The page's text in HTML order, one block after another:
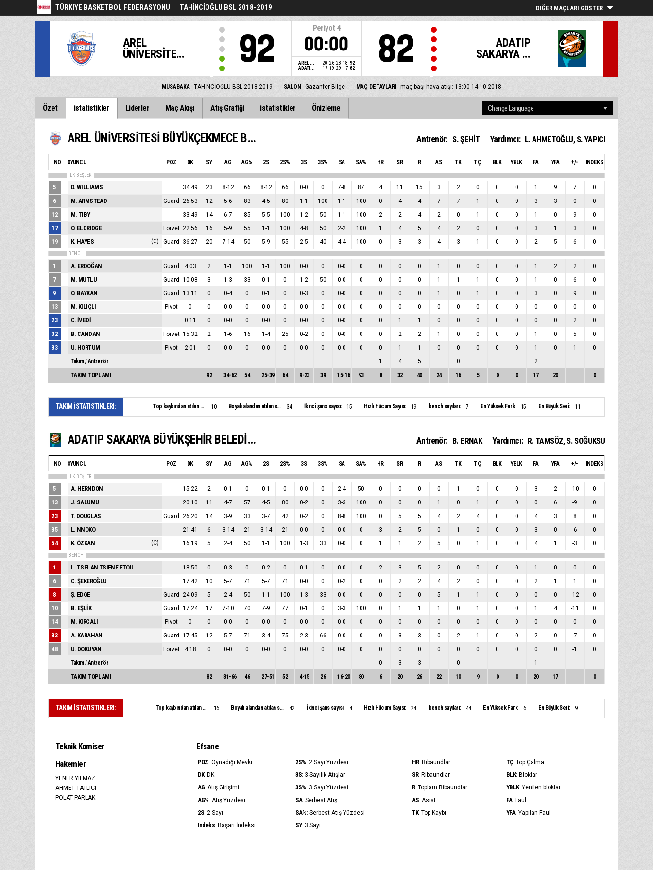
TÜRKIYE BASKETBOL FEDERASYONU TAHİNCİOĞLU BSL 2018-2019 DIĞER MAÇLARI GÖSTER
AREL
ÜNİVERSİTE...
92
Periyot 4
00:00
AREL ... 20 26 28 18 92
ADATI...
17 19 29 17 82
ADATIP
SAKARYA ...
82
MÜSABAKA TAHİNCİOĞLU BSL 2018-2019 SALON Gazanfer Bilge MAÇ DETAYLARI maç başı hava atışı: 13:00 14.10.2018
Özet istatistikler Liderler Maç Akışı Atış Grafiği istatistikler Önizleme
AREL ÜNİVERSİTESİ BÜYÜKÇEKMECE BASKETBOL Antrenör: S. ŞEHİT Yardımcı: L. AHMETOĞLU, S. YAPICI
NO OYUNCU POZ DK SY AG AG% 2S 2S% 3S 3S% SA SA% HR SR R AS TK TÇ BLK YBLK FA YFA +/- INDEKS
İLK BEŞLER
5 D. WILLIAMS 34:49 23 8-12 66 8-12 66 0-0 0 7-8 87 4 11 15 3 2 0 0 0 1 9 7 0
6 M. ARMSTEAD Guard 26:53 12 5-6 83 4-5 80 1-1 100 1-1 100 0 4 4 7 7 1 0 0 3 3 0 0
12 M. TIBY 33:49 14 6-7 85 5-5 100 1-2 50 1-1 100 2 2 4 2 0 1 0 0 1 0 9 0
17 O. ELDRIDGE Forvet 22:56 16 5-9 55 1-1 100 4-8 50 2-2 100 1 4 5 4 2 0 0 0 3 1 3 0
19 K. HAYES (C) Guard 36:27 20 7-14 50 5-9 55 2-5 40 4-4 100 0 3 3 4 3 1 0 0 2 5 6 0
BENCH
1 A. ERDOĞAN Guard 4:03 2 1-1 100 1-1 100 0-0 0 0-0 0 0 0 0 1 0 0 0 0 1 2 2 0
7 M. MUTLU Guard 10:08 3 1-3 33 0-1 0 1-2 50 0-0 0 0 0 0 1 1 1 0 0 1 0 6 0
9 O. BAYKAN Guard 13:11 0 0-4 0 0-1 0 0-3 0 0-0 0 0 0 0 1 0 1 0 0 3 0 9 0
13 M. KILIÇLI Pivot 0 0 0-0 0 0-0 0 0-0 0 0-0 0 0 0 0 0 0 0 0 0 0 0 0 0
23 C. İVEDİ 0:11 0 0-0 0 0-0 0 0-0 0 0-0 0 0 1 1 0 0 0 0 0 0 0 2 0
32 B. CANDAN Forvet 15:32 2 1-6 16 1-4 25 0-2 0 0-0 0 0 2 2 1 0 0 0 0 1 0 5 0
33 U. HORTUM Pivot 2:01 0 0-0 0 0-0 0 0-0 0 0-0 0 0 1 1 0 0 0 0 0 1 0 1
0
Takım / Antrenör
1 4 5 0 2
TAKIM TOPLAMI 92 34-62 54 25-39 64 9-23 39 15-16 93 8 32 40 24 16 5 0 0 17 20 0
TAKIM İSTATISTIKLERI: Top kaybından atılan sayı: 10 Boyalı alandan atılan sayı: 34 İkinci şans sayısı: 15 Hızlı Hücum Sayısı: 19 bench sayıları: 7 En Yüksek Fark: 15 En Büyük Seri: 11
ADATIP SAKARYA BÜYÜKŞEHİR BELEDİYE BASKETBOL Antrenör: B. ERNAK Yardımcı: R. TAMSÖZ, S. SOĞUKSU
NO OYUNCU POZ DK SY AG AG% 2S 2S% 3S 3S% SA SA% HR SR R AS TK TÇ BLK YBLK FA YFA +/- INDEKS
İLK BEŞLER
5 A. HERNDON 15:22 2 0-1 0 0-1 0 0-0 0 2-4 50 0 0 0 0 1 0 0 0 3 2 -10 0
13 J. SALUMU 20:10 11 4-7 57 4-5 80 0-2 0 3-3 100 0 0 0 1 0 1 0 0 0 6 -9 0
23 T. DOUGLAS Guard 26:20 14 3-9 33 3-7 42 0-2 0 8-8 100 0 5 5 4 2 4 0 0 4 3 8 0
35 L. NNOKO 21:41 6 3-14 21 3-14 21 0-0 0 0-0 0 3 2 5 0 1 0 0 0 3 0 -6 0
54 K. ÖZKAN (C) 16:19 5 2-4 50 1-1 100 1-3 33 0-0 0 1 1 2 5 0 1 0 0 4 1 -3 0
BENCH
1 L. TSELAN TSIENE ETOU 18:50 0 0-3 0 0-2 0 0-1 0 0-0 0 2 3 5 2 0 0 0 0 1 0 0 0
6 C. ŞEKEROĞLU 17:42 10 5-7 71 5-7 71 0-0 0 0-2 0 0 2 2 4 2 0 0 0 2 1 1 0
8 Ş. EDGE Guard 24:09 5 2-4 50 1-1 100 1-3 33 0-0 0 0 0 0 5 1 1 0 0 0 0 -12 0
10 B. EŞLİK Guard 17:24 17 7-10 70 7-9 77 0-1 0 3-3 100 0 1 1 1 0 1 0 0 1 4 -11 0
14 M. KIRCALI Pivot 0 0 0-0 0 0-0 0 0-0 0 0-0 0 0 0 0 0 0 0 0 0 0 0 0 0
33 A. KARAHAN Guard 17:45 12 5-7 71 3-4 75 2-3 66 0-0 0 0 3 3 0 2 1 0 0 2 0 -7 0
48 U. DOKUYAN Forvet 4:18 0 0-0 0 0-0 0 0-0 0 0-0 0 0 0 0 0 0 0 0 0 0 0 -1
0
Takım / Antrenör
0 3 3 0 1
TAKIM TOPLAMI 82 31 -66 46 27-51 52 4-15 26 16-20 80 6 20 26 22 10 9 0 0 20 17 0
TAKIM İSTATISTIKLERI: Top kaybından atılan sayı: 16 Boyalı alandan atılan sayı: 42 İkinci şans sayısı: 4 Hızlı Hücum Sayısı: 24 bench sayıları: 44 En Yüksek Fark: 6 En Büyük Seri: 9
Teknik Komiser
Hakemler
YENER YILMAZ
AHMET TATLICI
POLAT PARLAK
Efsane
POZ: Oynadığı Mevki 2S%: 2 Sayı Yüzdesi HR: Ribaundlar TÇ: Top Çalma
DK: DK 3S: 3 Sayılik Atışlar SR: Ribaundlar BLK: Bloklar
AG: Atış Girişimi 3S%: 3 Sayı Yüzdesi R: Toplam Ribaundlar YBLK: Yenilen bloklar
AG%: Atış Yüzdesi SA: Serbest Atış AS: Asist FA: Faul
2S: 2 Sayı SA%: Serbest Atış Yüzdesi TK: Top Kaybı YFA: Yapılan Faul
Indeks: Başarı İndeksi SY: 3 Sayı